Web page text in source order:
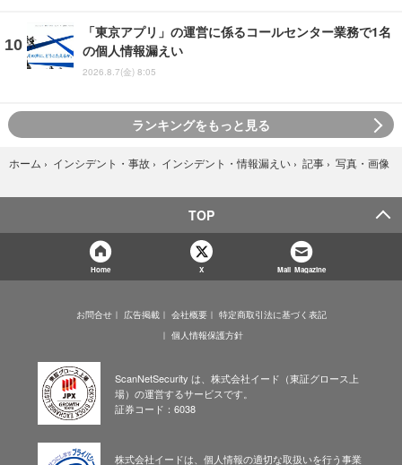
「東京アプリ」の運営に係るコールセンター業務で1名
の個人情報漏えい
2026.8.7(金) 8:05
ランキングをもっと見る
ホーム › インシデント・事故 › インシデント・情報漏えい › 記事 › 写真・画像
TOP
Home X Mail Magazine
お問合せ 広告掲載 会社概要
特定商取引法に基づく表記
個人情報保護方針
ScanNetSecurity は、株式会社イード（東証グロース上
場）の運営するサービスです。
証券コード：6038
株式会社イードは、個人情報の適切な取扱いを行う事業